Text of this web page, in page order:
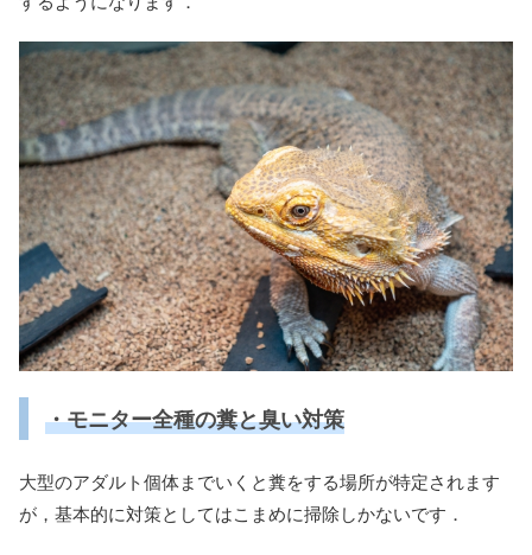
・モニター全種の糞と臭い対策
大型のアダルト個体までいくと糞をする場所が特定されます
が，基本的に対策としてはこまめに掃除しかないです．